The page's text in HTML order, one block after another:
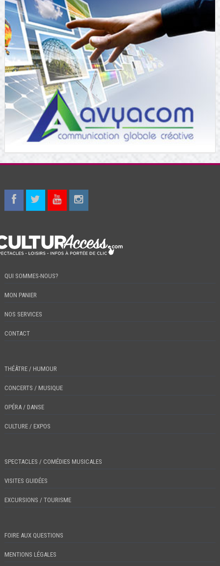
QUI SOMMES-NOUS?
MON PANIER
NOS SERVICES
CONTACT
THÉÂTRE / HUMOUR
CONCERTS / MUSIQUE
OPÉRA / DANSE
CULTURE / EXPOS
SPECTACLES / COMÉDIES MUSICALES
VISITES GUIDÉES
EXCURSIONS / TOURISME
FOIRE AUX QUESTIONS
MENTIONS LÉGALES